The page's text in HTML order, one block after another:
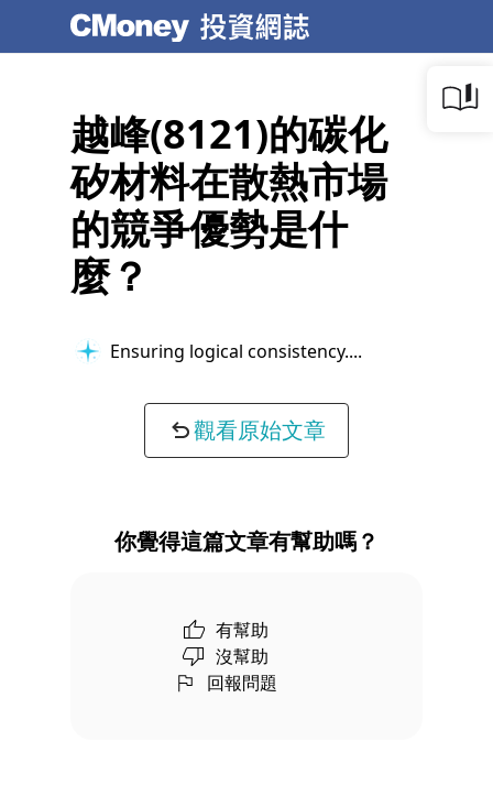
越峰(8121)的碳化
矽材料在散熱市場
的競爭優勢是什
麼？
Ensuring logical consistency...
觀看原始文章
你覺得這篇文章有幫助嗎？
有幫助
沒幫助
回報問題